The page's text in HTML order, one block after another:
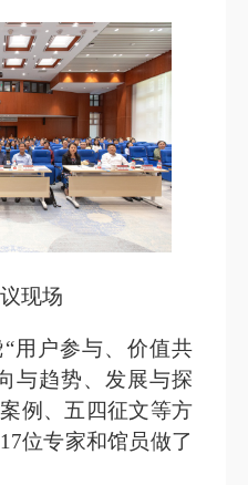
现场
用户参与、价值共
与趋势、发展与探
例、五四征文等方
位专家和馆员做了